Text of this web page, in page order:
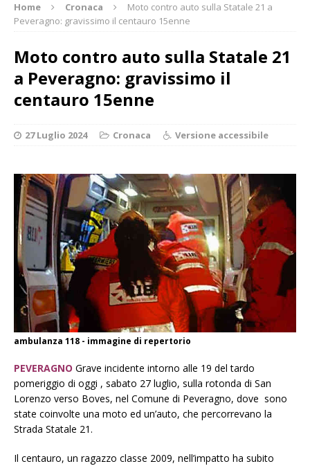
Home Cronaca
Moto contro auto sulla Statale 21 a
Peveragno: gravissimo il centauro 15enne
Moto contro auto sulla Statale 21
a Peveragno: gravissimo il
centauro 15enne
27 Luglio 2024 Cronaca Versione accessibile
ambulanza 118 - immagine di repertorio
PEVERAGNO Grave incidente intorno alle 19 del tardo
pomeriggio di oggi , sabato 27 luglio, sulla rotonda di San
Lorenzo verso Boves, nel Comune di Peveragno, dove sono
state coinvolte una moto ed un’auto, che percorrevano la
Strada Statale 21.
Il centauro, un ragazzo classe 2009, nell’impatto ha subito